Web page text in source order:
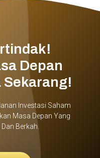
Depan
Sekarang!
Investasi Saham
Masa Depan Yang
Berkah.